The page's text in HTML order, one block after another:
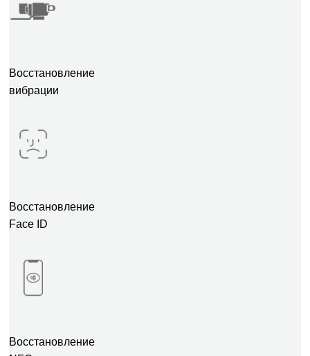
Восстановление
вибрации
Восстановление
Face ID
Восстановление